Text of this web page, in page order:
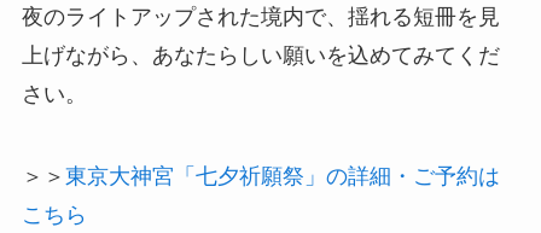
夜のライトアップされた境内で、揺れる短冊を見
上げながら、あなたらしい願いを込めてみてくだ
さい。
＞＞ 東京大神宮「七夕祈願祭」の詳細・ご予約は
こちら